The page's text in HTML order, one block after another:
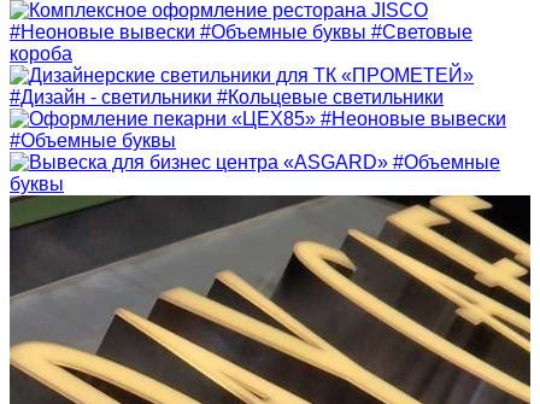
#Неоновые вывески #Объемные буквы #Световые
короба
#Дизайн - светильники #Кольцевые светильники
#Неоновые вывески
#Объемные буквы
#Объемные
буквы